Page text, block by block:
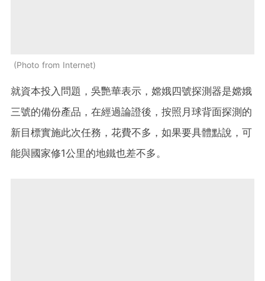
Photo from Internet
就資本投入問題，吳艷華表示，嫦娥四號探測器是嫦娥
三號的備份產品，在經過論證後，按照月球背面探測的
新目標實施此次任務，花費不多，如果要具體點說，可
能與國家修1公里的地鐵也差不多。